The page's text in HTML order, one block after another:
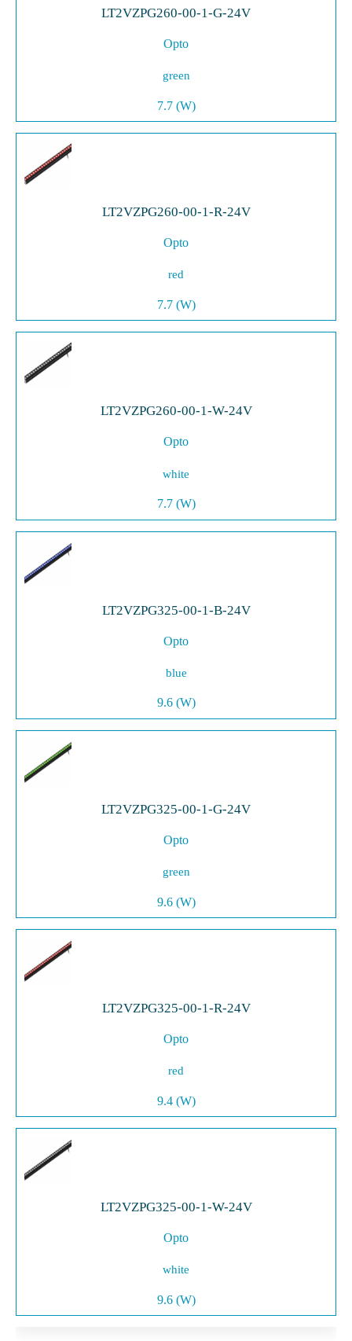
LT2VZPG260-00-1-G-24V
Opto
green
7.7 (W)
LT2VZPG260-00-1-R-24V
Opto
red
7.7 (W)
LT2VZPG260-00-1-W-24V
Opto
white
7.7 (W)
LT2VZPG325-00-1-B-24V
Opto
blue
9.6 (W)
LT2VZPG325-00-1-G-24V
Opto
green
9.6 (W)
LT2VZPG325-00-1-R-24V
Opto
red
9.4 (W)
LT2VZPG325-00-1-W-24V
Opto
white
9.6 (W)